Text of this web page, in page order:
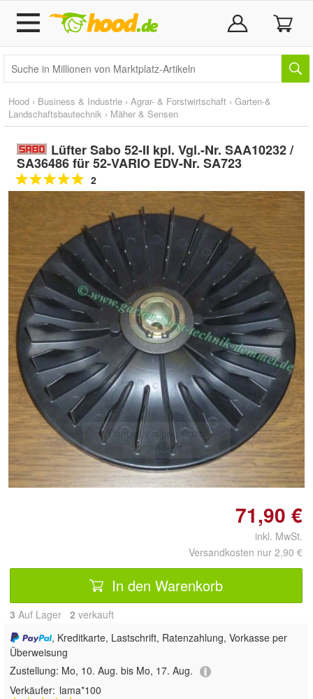
Hood › Business & Industrie › Agrar- & Forstwirtschaft › Garten-&
Landschaftsbautechnik › Mäher & Sensen
Lüfter Sabo 52-II kpl. Vgl.-Nr. SAA10232 /
SA36486 für 52-VARIO EDV-Nr. SA723
2
Doppelt antippen zum
vergrößern
71,90 €
inkl. MwSt.
Versandkosten nur 2,90 €
In den Warenkorb
3 Auf Lager 2 verkauft
, Kreditkarte, Lastschrift, Ratenzahlung, Vorkasse per
Überweisung
Zustellung: Mo, 10. Aug. bis Mo, 17. Aug.
Verkäufer: lama*100